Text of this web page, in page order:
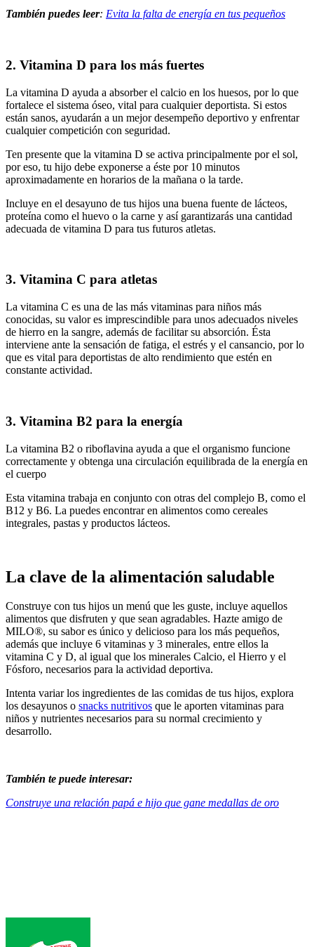
También puedes leer: Evita la falta de energía en tus pequeños
2. Vitamina D para los más fuertes
La vitamina D ayuda a absorber el calcio en los huesos, por lo que
fortalece el sistema óseo, vital para cualquier deportista. Si estos
están sanos, ayudarán a un mejor desempeño deportivo y enfrentar
cualquier competición con seguridad.
Ten presente que la vitamina D se activa principalmente por el sol,
por eso, tu hijo debe exponerse a éste por 10 minutos
aproximadamente en horarios de la mañana o la tarde.
Incluye en el desayuno de tus hijos una buena fuente de lácteos,
proteína como el huevo o la carne y así garantizarás una cantidad
adecuada de vitamina D para tus futuros atletas.
3. Vitamina C para atletas
La vitamina C es una de las más vitaminas para niños más
conocidas, su valor es imprescindible para unos adecuados niveles
de hierro en la sangre, además de facilitar su absorción. Ésta
interviene ante la sensación de fatiga, el estrés y el cansancio, por lo
que es vital para deportistas de alto rendimiento que estén en
constante actividad.
3. Vitamina B2 para la energía
La vitamina B2 o riboflavina ayuda a que el organismo funcione
correctamente y obtenga una circulación equilibrada de la energía en
el cuerpo
Esta vitamina trabaja en conjunto con otras del complejo B, como el
B12 y B6. La puedes encontrar en alimentos como cereales
integrales, pastas y productos lácteos.
La clave de la alimentación saludable
Construye con tus hijos un menú que les guste, incluye aquellos
alimentos que disfruten y que sean agradables. Hazte amigo de
MILO®, su sabor es único y delicioso para los más pequeños,
además que incluye 6 vitaminas y 3 minerales, entre ellos la
vitamina C y D, al igual que los minerales Calcio, el Hierro y el
Fósforo, necesarios para la actividad deportiva.
Intenta variar los ingredientes de las comidas de tus hijos, explora
los desayunos o snacks nutritivos que le aporten vitaminas para
niños y nutrientes necesarios para su normal crecimiento y
desarrollo.
También te puede interesar:
Construye una relación papá e hijo que gane medallas de oro
Footer